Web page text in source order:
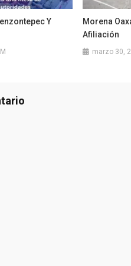
Y
Morena
Afiliación
marzo 30,